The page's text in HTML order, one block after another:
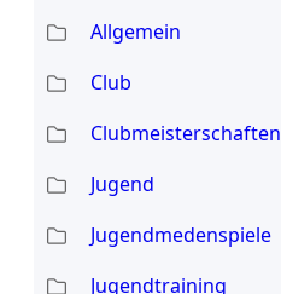
Allgemein
Club
Clubmeisterschaften
Jugend
Jugendmedenspiele
Jugendtraining